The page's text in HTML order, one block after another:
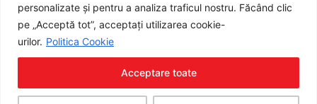
personalizate și pentru a analiza traficul nostru. Făcând clic
pe „Acceptă tot”, acceptați utilizarea cookie-
urilor. Politica Cookie
Acceptare toate
Serviciile și produsele prezentate pe acest site sunt furnizate de S.C. REO MEDICAL APARATURA
MEDICALA S.R.L., CIF: 30490311